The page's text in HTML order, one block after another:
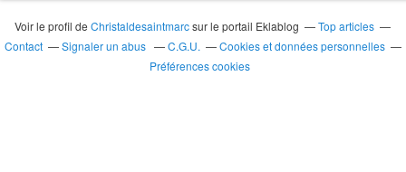
Voir le profil deChristaldesaintmarcsur le portail Eklablog
Top articles
Contact
Signaler un abus C.G.U.
Cookies et données personnelles
Préférences cookies